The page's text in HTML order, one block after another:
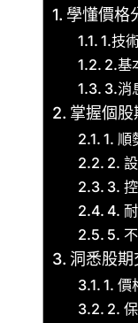
學懂價格
1.技
2.基
3.消
掌握個
1. 順
2.
3.
4.
5.
洞悉股期
1. 價
2.